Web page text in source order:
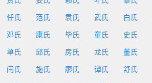
任氏 范氏 袁氏 武氏 白氏
邓氏 康氏 毕氏 童氏 史氏
单氏 邱氏 房氏 龙氏 董氏
闫氏 施氏 廖氏 谭氏 舒氏